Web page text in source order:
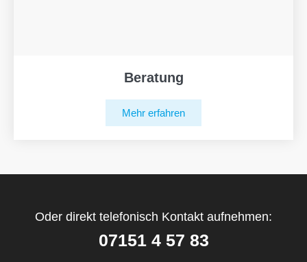
Beratung
Mehr erfahren
Oder direkt telefonisch Kontakt aufnehmen:
07151 4 57 83